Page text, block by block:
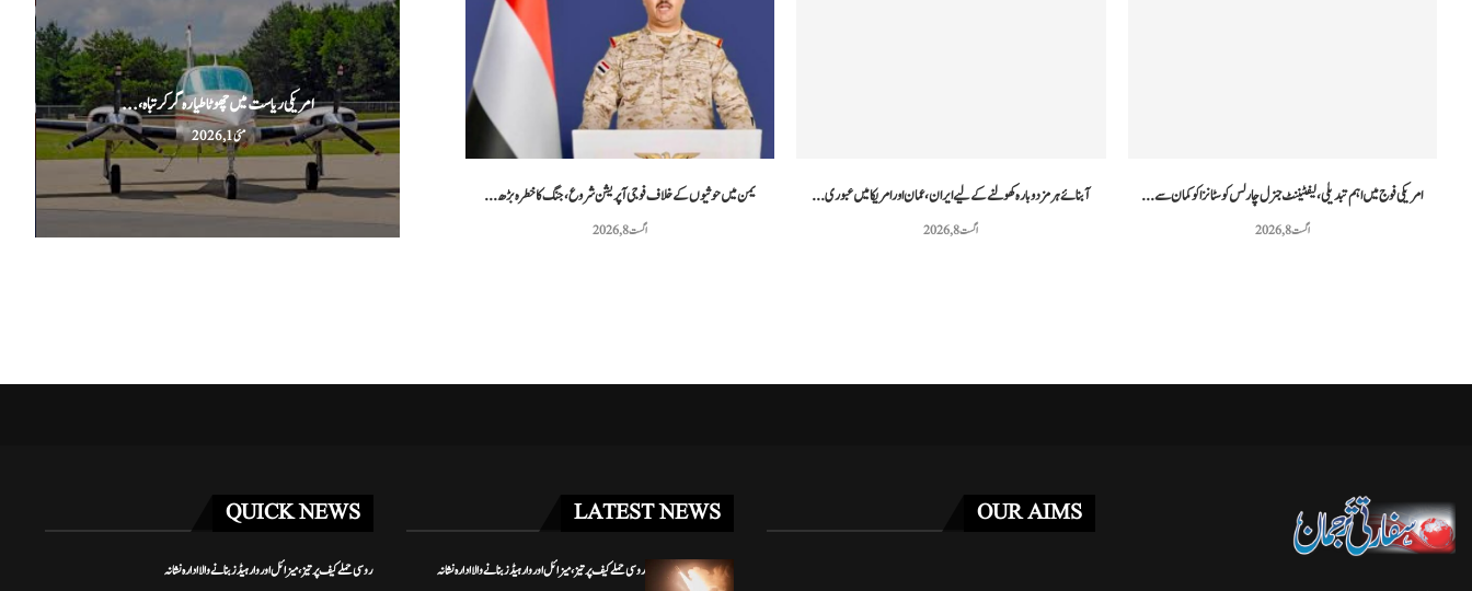
یمن میں حوثیوں کے خلاف فوجی آپریشن شروع، جنگ کا خطرہ بڑھ...
اگست 8, 2026
آبنائے ہرمز دوبارہ کھولنے کے لیے ایران، عمان اور امریکا میں عبوری...
اگست 8, 2026
امریکی فوج میں اہم تبدیلی، لیفٹیننٹ جنرل چارلس کوسٹانزا کو کمان سے...
اگست 8, 2026
پاکستانی ٹینس کھلاڑی محمد شعیب خان نے 20...
مئی 3, 2026
امریکی ریاست میں چھوٹا طیارہ گر کر تباہ،...
مئی 1, 2026
OUR AIMS
LATEST NEWS
روسی حملے کیف پر تیز، میزائل اور وار ہیڈز بنانے والا ادارہ نشانہ
QUICK NEWS
روسی حملے کیف پر تیز، میزائل اور وار ہیڈز بنانے والا ادارہ نشانہ